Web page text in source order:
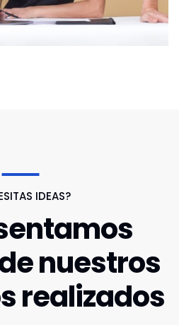
IDEAS?
nuestros
realizados